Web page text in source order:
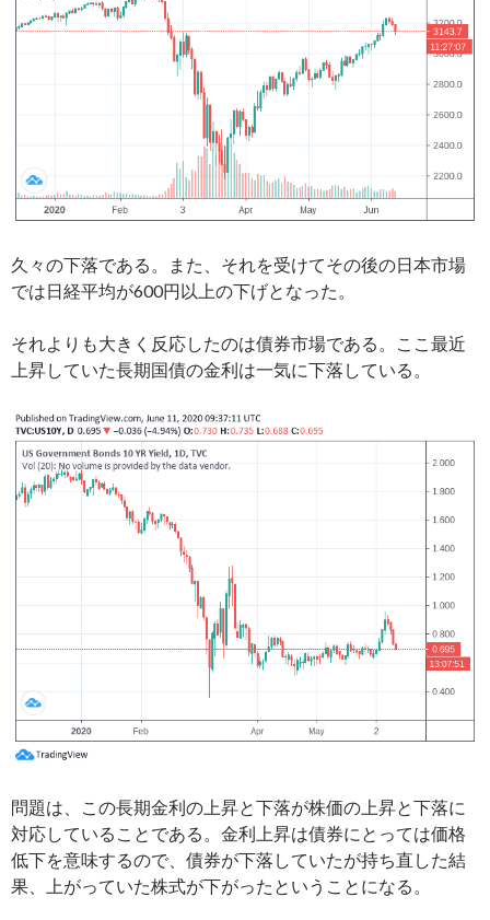
久々の下落である。また、それを受けてその後の日本市場
では日経平均が600円以上の下げとなった。
それよりも大きく反応したのは債券市場である。ここ最近
上昇していた長期国債の金利は一気に下落している。
問題は、この長期金利の上昇と下落が株価の上昇と下落に
対応していることである。金利上昇は債券にとっては価格
低下を意味するので、債券が下落していたが持ち直した結
果、上がっていた株式が下がったということになる。